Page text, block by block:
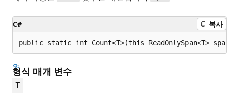
C# 복사
public static int Count<T>(this ReadOnlySpan<T>
형식 매개 변수
T